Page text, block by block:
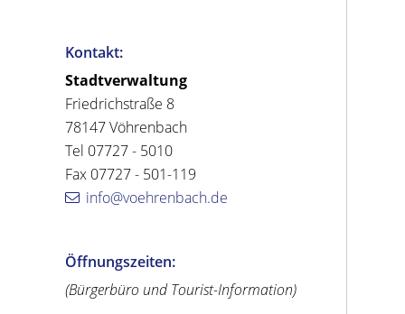
Kontakt:
Stadtverwaltung
Friedrichstraße 8
78147 Vöhrenbach
Tel 07727 - 5010
Fax 07727 - 501-119
info@voehrenbach.de
Öffnungszeiten:
(Bürgerbüro und Tourist-Information)